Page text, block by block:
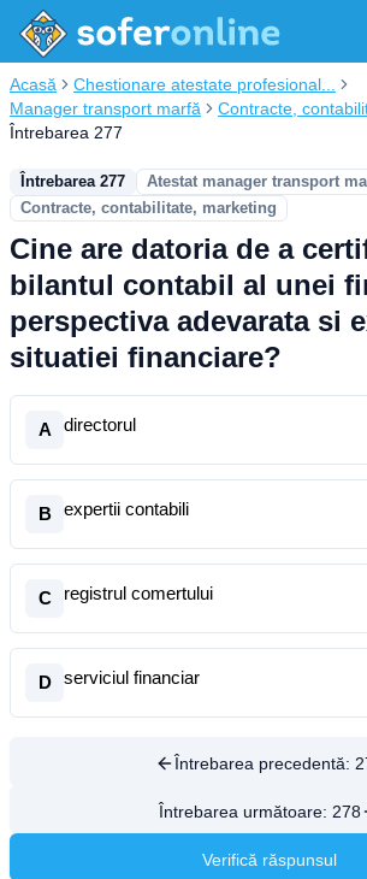
Acasă
Chestionare atestate profesional...
Manager transport marfă
Contracte,
Întrebarea 277
Întrebarea 277
Atestat manager transport
Contracte, contabilitate, marketing
Cine are datoria de a
bilantul contabil al unei
perspectiva adevarata si
situatiei financiare?
A directorul
B expertii contabili
C registrul comertului
D serviciul financiar
Întrebarea precedentă:
Întrebarea următoare: 278
Verifică răspunsul